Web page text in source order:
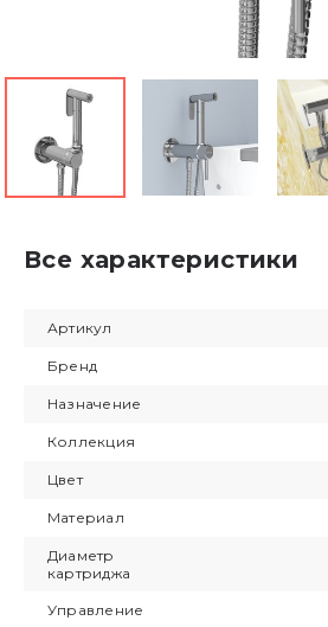
Все характеристики
Артикул
Бренд
Назначение
Коллекция
Цвет
Материал
Диаметр
картриджа
Управление